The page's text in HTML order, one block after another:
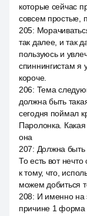
которые сейчас
совсем простые,
205:
так далее, и так
пользуюсь и
спиннингистам я
короче.
206: Тема
должна быть
сегодня поймал
Паролонка.
она
207: Должна быть
То есть вот
к тому, что,
можем добиться
208: И именно на
причине 1 форма